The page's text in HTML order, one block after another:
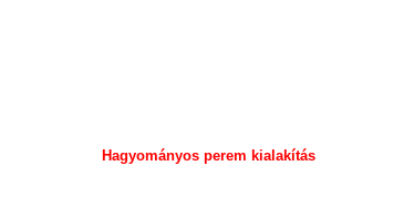
Hagyományos perem kialakítás